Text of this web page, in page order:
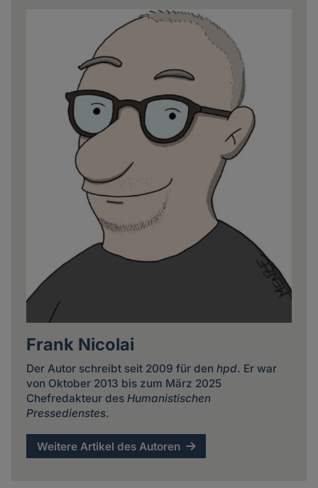
Frank Nicolai
Der Autor schreibt seit 2009 für den hpd. Er war
von Oktober 2013 bis zum März 2025
Chefredakteur des Humanistischen
Pressedienstes.
Weitere Artikel des Autoren